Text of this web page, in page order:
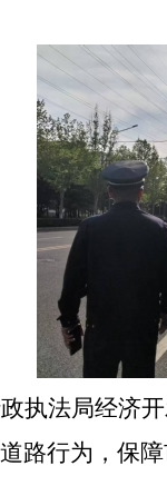
执法局经济
路行为，保障